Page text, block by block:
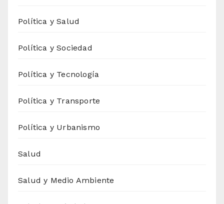
Política y Salud
Política y Sociedad
Política y Tecnología
Política y Transporte
Política y Urbanismo
Salud
Salud y Medio Ambiente